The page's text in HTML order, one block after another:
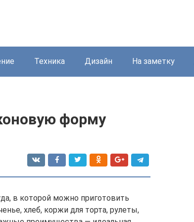
Техника Дизайн На заметку
форму
в которой можно приготовить
хлеб, коржи для торта, рулеты,